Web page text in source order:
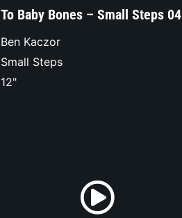
To Baby Bones – Small Steps 04
Ben Kaczor
Small Steps
12"